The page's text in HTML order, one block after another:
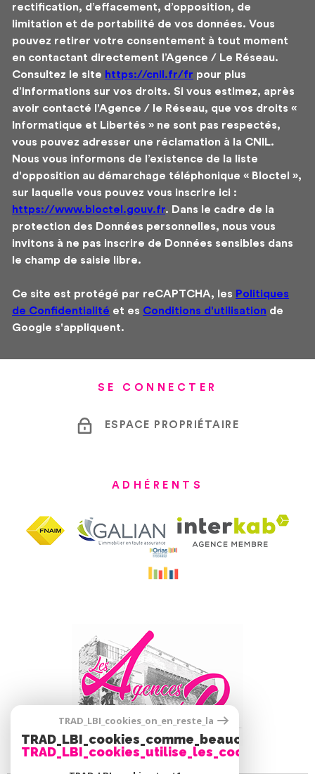
rectification, d’effacement, d’opposition, de
limitation et de portabilité de vos données. Vous
pouvez retirer votre consentement à tout moment
en contactant directement l’Agence / Le Réseau.
Consultez le site https://cnil.fr/fr pour plus
d’informations sur vos droits. Si vous estimez, après
avoir contacté l'Agence / le Réseau, que vos droits «
Informatique et Libertés » ne sont pas respectés,
vous pouvez adresser une réclamation à la CNIL.
Nous vous informons de l’existence de la liste
d'opposition au démarchage téléphonique « Bloctel »,
sur laquelle vous pouvez vous inscrire ici :
https://www.bloctel.gouv.fr. Dans le cadre de la
protection des Données personnelles, nous vous
invitons à ne pas inscrire de Données sensibles dans
le champ de saisie libre.
Ce site est protégé par reCAPTCHA, les Politiques
de Confidentialité et es Conditions d'utilisation de
Google s'appliquent.
SE CONNECTER
ESPACE PROPRIÉTAIRE
ADHÉRENTS
TRAD_LBI_cookies_on_en_reste_la
TRAD_LBI_cookies_utilise_les_cookies